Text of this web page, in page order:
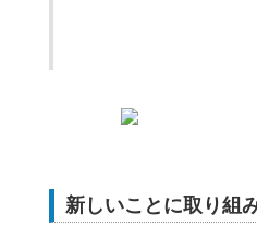
新しいことに取り組